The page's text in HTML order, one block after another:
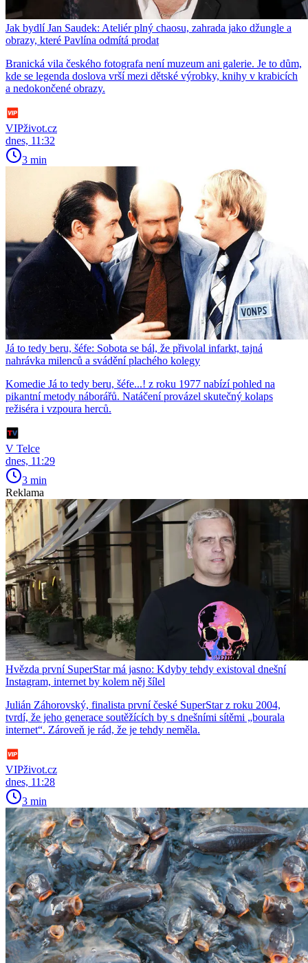
Jak bydlí Jan Saudek: Ateliér plný chaosu, zahrada jako džungle a
obrazy, které Pavlína odmítá prodat
Branická vila českého fotografa není muzeum ani galerie. Je to dům,
kde se legenda doslova vrší mezi dětské výrobky, knihy v krabicích
a nedokončené obrazy.
VIPživot.cz
dnes, 11:32
3 min
Já to tedy beru, šéfe: Sobota se bál, že přivolal infarkt, tajná
nahrávka milenců a svádění plachého kolegy
Komedie Já to tedy beru, šéfe...! z roku 1977 nabízí pohled na
pikantní metody náborářů. Natáčení provázel skutečný kolaps
režiséra i vzpoura herců.
V Telce
dnes, 11:29
3 min
Reklama
Hvězda první SuperStar má jasno: Kdyby tehdy existoval dnešní
Instagram, internet by kolem něj šílel
Julián Záhorovský, finalista první české SuperStar z roku 2004,
tvrdí, že jeho generace soutěžících by s dnešními sítěmi „bourala
internet“. Zároveň je rád, že je tehdy neměla.
VIPživot.cz
dnes, 11:28
3 min